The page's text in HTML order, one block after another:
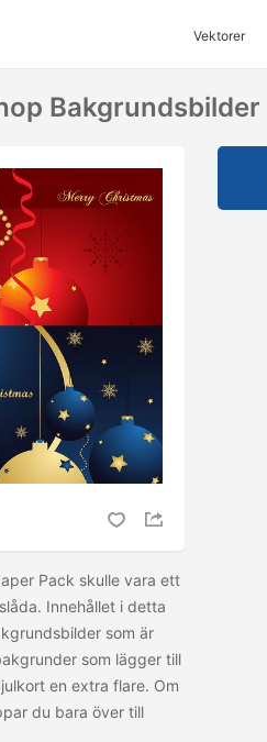
Vektorer
Bakgrundsbilder
Pack skulle vara ett
Innehållet i detta
som är
som lägger till
en extra flare. Om
du bara över till